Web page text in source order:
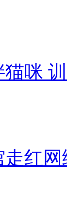
咪
红网